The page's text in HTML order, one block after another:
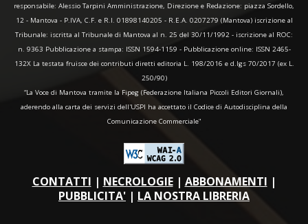
responsabile: Alessio Tarpini Amministrazione, Direzione e Redazione: piazza Sordello,
12 - Mantova - P.IVA, C.F. e R.I. 01898140205 - R.E.A. 0207279 (Mantova) iscrizione al
Tribunale: iscritta al Tribunale di Mantova al n. 25 del 30/11/1992 - iscrizione al ROC:
n. 9363 Pubblicazione a stampa: ISSN 1594-1159 - Pubblicazione online: ISSN 2465-
132X La testata fruisce dei contributi diretti editoria L. 198/2016 e d.lgs 70/2017 (ex L.
250/90)
“La Voce di Mantova tramite la Fipeg (Federazione Italiana Piccoli Editori Giornali),
aderendo alla carta dei servizi dell'USPI ha accettato il Codice di Autodisciplina della
Comunicazione Commerciale"
CONTATTI | NECROLOGIE| ABBONAMENTI |
PUBBLICITA' | LA NOSTRA LIBRERIA